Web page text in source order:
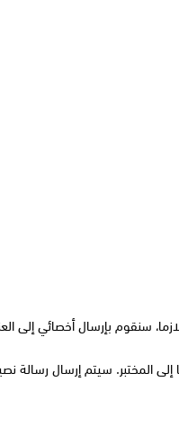
سنقوم بإرسال أخصائي إلى
المختبر. سيتم إرسال رسالة